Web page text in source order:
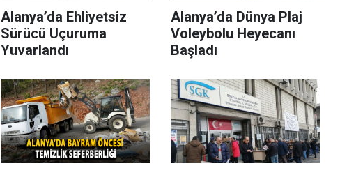
Alanya’da Ehliyetsiz
Sürücü Uçuruma
Yuvarlandı
Alanya’da Dünya Plaj
Voleybolu Heyecanı
Başladı